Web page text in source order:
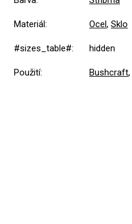
Materiál: Ocel, Sklo
#sizes_table#: hidden
Použití: Bushcraft,